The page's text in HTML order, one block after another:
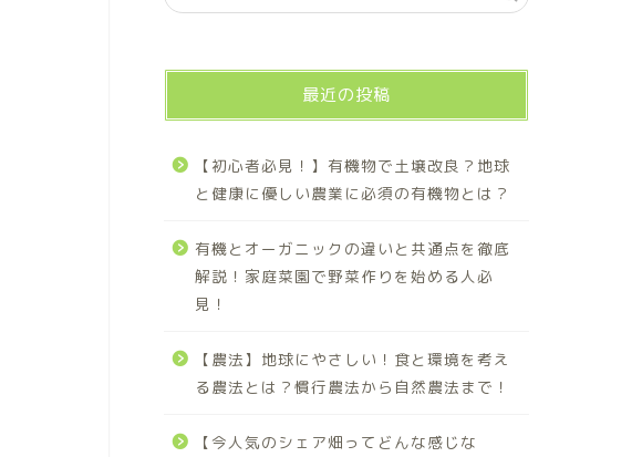
最近の投稿
【初心者必見！】有機物で土壌改良？地球
と健康に優しい農業に必須の有機物とは？
有機とオーガニックの違いと共通点を徹底
解説！家庭菜園で野菜作りを始める人必
見！
【農法】地球にやさしい！食と環境を考え
る農法とは？慣行農法から自然農法まで！
【今人気のシェア畑ってどんな感じな